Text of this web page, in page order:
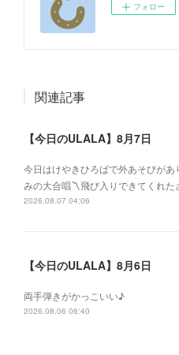
フォロー
関連記事
【今日のULALA】8月7日
今日はけやきひろばで外あそびがあ
みの大合唱〽飛び入りできてくれた
2026.08.07 04:06
【今日のULALA】8月6日
両手弾きがかっこいい♪
2026.08.06 06:40